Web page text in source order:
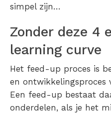
simpel zijn…
Zonder deze 4
learning curve
Het feed-up proces is
en ontwikkelingsproces
Een feed-up bestaat
onderdelen, als je het